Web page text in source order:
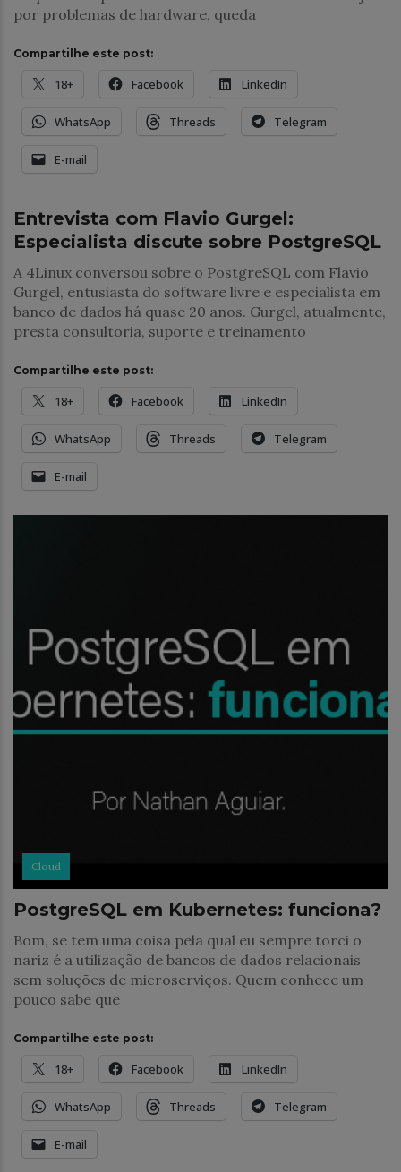
por problemas de hardware, queda
Compartilhe este post:
18+ Facebook LinkedIn
WhatsApp Threads Telegram
E-mail
Banco de Dados
Entrevista com Flavio Gurgel:
Especialista discute sobre PostgreSQL
A 4Linux conversou sobre o PostgreSQL com Flavio
Gurgel, entusiasta do software livre e especialista em
banco de dados há quase 20 anos. Gurgel, atualmente,
presta consultoria, suporte e treinamento
Compartilhe este post:
18+ Facebook LinkedIn
WhatsApp Threads Telegram
E-mail
Cloud
PostgreSQL em Kubernetes: funciona?
Bom, se tem uma coisa pela qual eu sempre torci o
nariz é a utilização de bancos de dados relacionais
sem soluções de microserviços. Quem conhece um
pouco sabe que
Compartilhe este post:
18+ Facebook LinkedIn
WhatsApp Threads Telegram
E-mail